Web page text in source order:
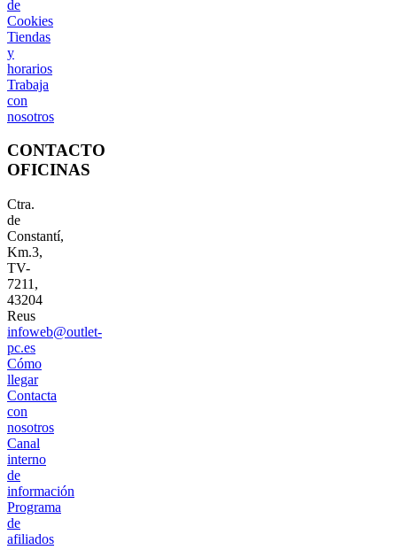
de
Cookies
Tiendas
y
horarios
Trabaja
con
nosotros
CONTACTO
OFICINAS
Ctra.
de
Constantí,
Km.3,
TV-
7211,
43204
Reus
infoweb@outlet-
pc.es
Cómo
llegar
Contacta
con
nosotros
Canal
interno
de
información
Programa
de
afiliados